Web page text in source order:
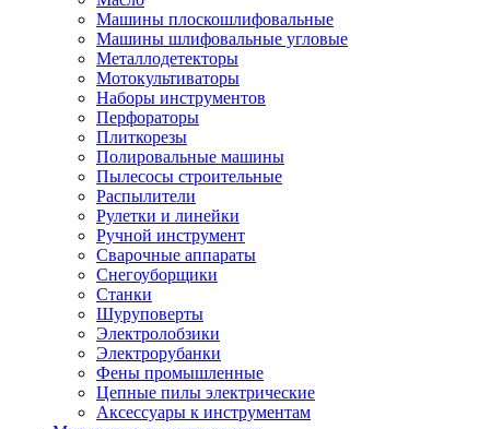
Машины плоскошлифовальные
Машины шлифовальные угловые
Металлодетекторы
Мотокультиваторы
Наборы инструментов
Перфораторы
Плиткорезы
Полировальные машины
Пылесосы строительные
Распылители
Рулетки и линейки
Ручной инструмент
Сварочные аппараты
Снегоуборщики
Станки
Шуруповерты
Электролобзики
Электрорубанки
Фены промышленные
Цепные пилы электрические
Аксессуары к инструментам